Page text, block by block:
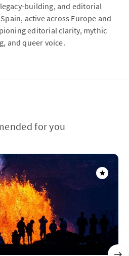
building, and editorial
active across Europe and
editorial clarity, mythic
and queer voice.
for you